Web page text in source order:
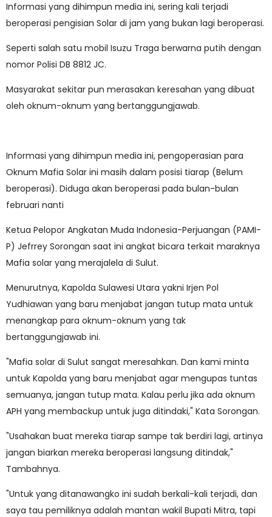
Informasi yang dihimpun media ini, sering kali terjadi
beroperasi pengisian Solar di jam yang bukan lagi beroperasi.
Seperti salah satu mobil Isuzu Traga berwarna putih dengan
nomor Polisi DB 8812 JC.
Masyarakat sekitar pun merasakan keresahan yang dibuat
oleh oknum-oknum yang bertanggungjawab.
Informasi yang dihimpun media ini, pengoperasian para
Oknum Mafia Solar ini masih dalam posisi tiarap (Belum
beroperasi). Diduga akan beroperasi pada bulan-bulan
februari nanti
Ketua Pelopor Angkatan Muda Indonesia-Perjuangan (PAMI-
P) Jefrrey Sorongan saat ini angkat bicara terkait maraknya
Mafia solar yang merajalela di Sulut.
Menurutnya, Kapolda Sulawesi Utara yakni Irjen Pol
Yudhiawan yang baru menjabat jangan tutup mata untuk
menangkap para oknum-oknum yang tak
bertanggungjawab ini.
"Mafia solar di Sulut sangat meresahkan. Dan kami minta
untuk Kapolda yang baru menjabat agar mengupas tuntas
semuanya, jangan tutup mata. Kalau perlu jika ada oknum
APH yang membackup untuk juga ditindaki," Kata Sorongan.
"Usahakan buat mereka tiarap sampe tak berdiri lagi, artinya
jangan biarkan mereka beroperasi langsung ditindak,"
Tambahnya.
"Untuk yang ditanawangko ini sudah berkali-kali terjadi, dan
saya tau pemiliknya adalah mantan wakil Bupati Mitra, tapi